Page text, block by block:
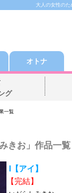
大人の女性のた
オトナ
グ
一覧
きお 」作品一覧
I【アイ】
【完結】